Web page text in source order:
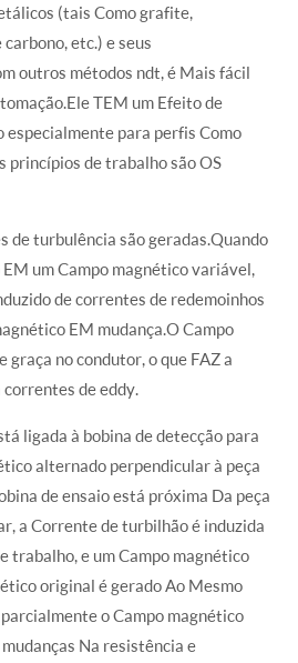
(tais Como grafite,
etc.) e seus
outros métodos ndt, é Mais fácil
TEM um Efeito de
para perfis Como
princípios de trabalho são OS
de turbulência são geradas.Quando
um Campo magnético variável,
de correntes de redemoinhos
EM mudança.O Campo
no condutor, o que FAZ a
de eddy.
ligada à bobina de detecção para
alternado perpendicular à peça
de ensaio está próxima Da peça
a Corrente de turbilhão é induzida
trabalho, e um Campo magnético
original é gerado Ao Mesmo
o Campo magnético
Na resistência e